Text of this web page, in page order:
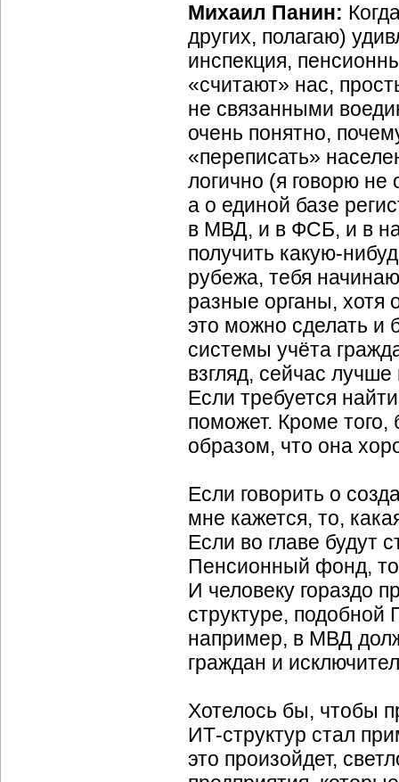
Михаил Панин:
других, полагаю)
инспекция,
«считают» нас,
не связанными
очень понятно,
«переписать»
логично (я говорю
а о единой базе
в МВД, и в ФСБ, и в
получить какую-
рубежа, тебя
разные органы, хотя
это можно сделать и
системы учёта
взгляд, сейчас
Если требуется
поможет. Кроме того,
образом, что она
Если говорить о
мне кажется, то,
Если во главе будут
Пенсионный фонд, то
И человеку гораздо
структуре,
например, в МВД
граждан и
Хотелось бы, чтобы
ИТ-структур стал
это произойдет,